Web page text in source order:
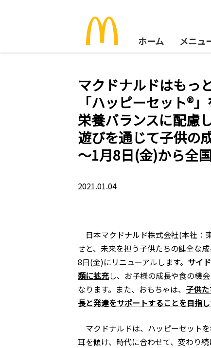
ホーム メニュ
マクドナルドはもっ
「ハッピーセット®
栄養バランスに配慮
遊びを通じて子供の
～1月8日(金)から全
2021.01.04
日本マクドナルド株式会社(本社：
せと、未来を担う子供たちの健全な
8日(金)にリニューアルします。 サイ
類に拡充し、お子様の成長や食の機
なります。また、おもちゃは、 子供
長と発達をサポートすることを目指
マクドナルドは、ハッピーセット
耳を傾け、時代に合わせて、変わり